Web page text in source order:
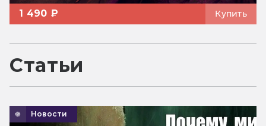
1 490 ₽ Купить
Статьи
Новости